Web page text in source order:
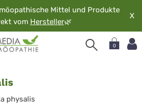
Mittel und Produkte
vom Hersteller🌿
X
0
physalis